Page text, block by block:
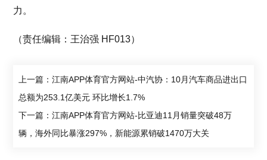
力。
（责任编辑：王治强 HF013）
上一篇：江南APP体育官方网站-中汽协：10月汽车商品进出口
总额为253.1亿美元 环比增长1.7%
下一篇：江南APP体育官方网站-比亚迪11月销量突破48万
辆，海外同比暴涨297%，新能源累销破1470万大关